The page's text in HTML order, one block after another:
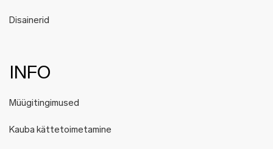
Disainerid
INFO
Müügitingimused
Kauba kättetoimetamine